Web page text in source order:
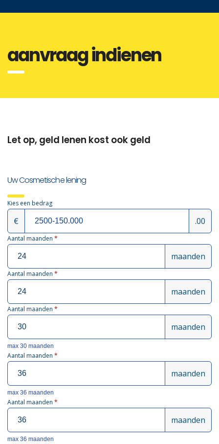
aanvraag indienen
Let op, geld lenen kost ook geld
Uw Cosmetische lening
Kies een bedrag
€ .00
Aantal maanden *
maanden
Aantal maanden *
maanden
Aantal maanden *
maanden
max 30 maanden
Aantal maanden *
maanden
max 36 maanden
Aantal maanden *
maanden
max 36 maanden